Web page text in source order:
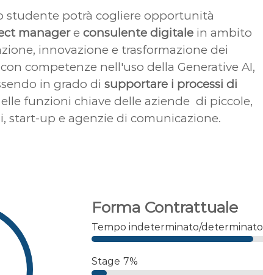
studente potrà cogliere opportunità
managere consulente digitale in ambito
innovazione e trasformazione dei
competenze nell'uso della Generative AI,
in grado di supportare i processi di
funzioni chiave delle aziende di piccole,
start-up e agenzie di comunicazione.
Forma Contrattuale
Tempo indeterminato/determinato
Stage 7%